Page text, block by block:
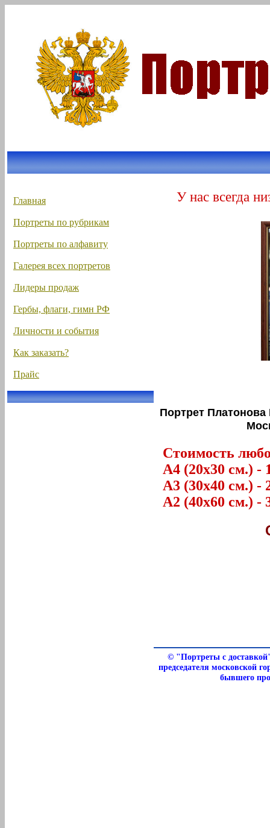
Главная
Портреты по рубрикам
Портреты по алфавиту
Галерея всех портретов
Лидеры продаж
Гербы, флаги, гимн РФ
Личности и события
Как заказать?
Прайс
У нас всегда
Портрет
Стоимость
А4 (20х30 см.) -
А3 (30х40 см.) -
А2 (40х60 см.) -
© "Портреты с
председателя московской
бывшего